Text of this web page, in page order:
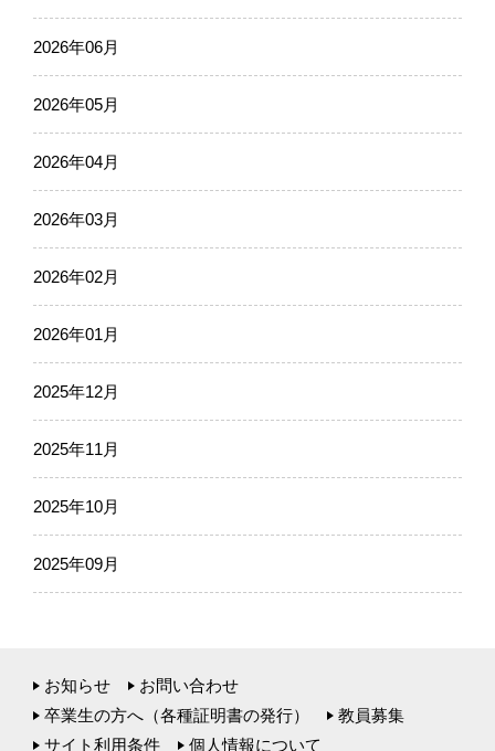
2026年06月
2026年05月
2026年04月
2026年03月
2026年02月
2026年01月
2025年12月
2025年11月
2025年10月
2025年09月
お知らせ
お問い合わせ
卒業生の方へ（各種証明書の発行）
教員募集
サイト利用条件
個人情報について